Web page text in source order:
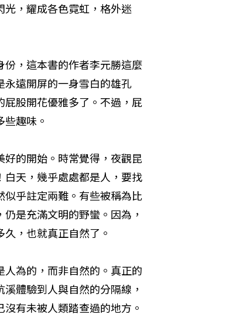
，耀成各色霓虹，格外迷
，這本書的作者李元勝這麼
遠開屏的一身雪白的雄孔
股開花優雅多了。不過，屁
趣味。
的開始。時常覺得，夜觀昆
天，幾乎處處都是人，要找
乎註定兩難。有些被稱為比
是充滿文明的野蠻。因為，
，也就真正自然了。
為的，而非自然的。真正的
體驗到人與自然的分隔線，
有未被人類踏查過的地方。